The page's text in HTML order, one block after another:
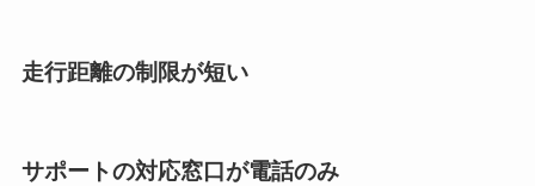
走行距離の制限が短い
サポートの対応窓口が電話のみ